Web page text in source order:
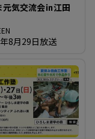
元気交流会㏌江田
8月29日放送